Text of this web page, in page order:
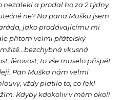
nezalekl a prodal ho za 2 týdny
ne? Na pana Mušku jsem
jako prodávajícímu mi
přitom velmi přátelský
vkusná
férovost, to vše muselo přispět
Pan Muška nám velmi
vždy platilo to, co řekl
Kdyby kdokoliv v mém okolí